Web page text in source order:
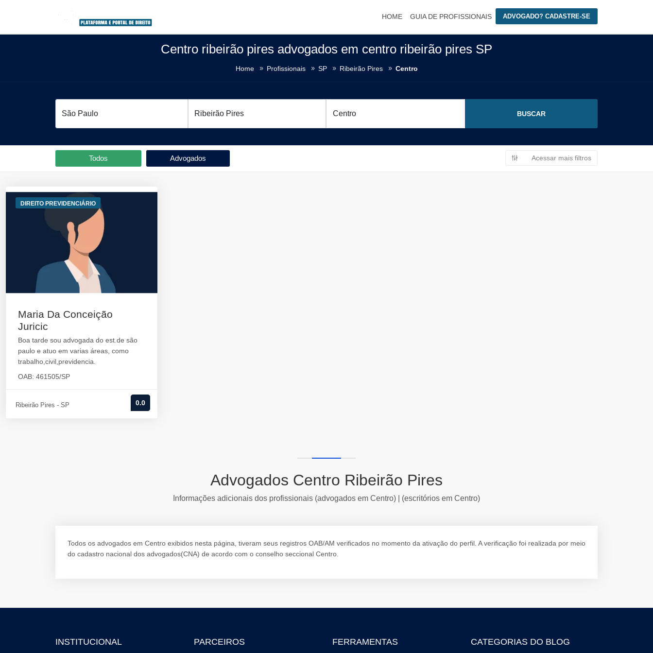
HOME GUIA DE PROFISSIONAIS ADVOGADO? CADASTRE-SE
Centro ribeirão pires advogados em centro ribeirão pires SP
Home Profissionais SP Ribeirão Pires Centro
Todos Advogados Acessar mais filtros
DIREITO PREVIDENCIÁRIO
Maria Da Conceição
Juricic
Boa tarde sou advogada do est.de são
paulo e atuo em varias áreas, como
trabalho,civil,previdencia.
OAB: 461505/SP
Ribeirão Pires - SP 0.0
Advogados Centro Ribeirão Pires
Informações adicionais dos profissionais (advogados em Centro) | (escritórios em Centro)
Todos os advogados em Centro exibidos nesta página, tiveram seus registros OAB/AM verificados no momento da ativação do perfil. A verificação foi realizada por meio
do cadastro nacional dos advogados(CNA) de acordo com o conselho seccional Centro.
INSTITUCIONAL PARCEIROS FERRAMENTAS CATEGORIAS DO BLOG